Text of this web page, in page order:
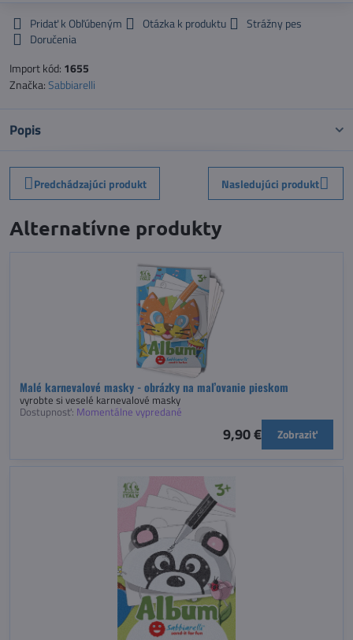
Pridať k Obľúbeným Otázka k produktu
Strážny pes
Doručenia
Import kód: 1655
Značka:Sabbiarelli
Popis
Predchádzajúci produkt Nasledujúci produkt
Alternatívne produkty
Malé karnevalové masky - obrázky na maľovanie pieskom
vyrobte si veselé karnevalové masky
Dostupnosť: Momentálne vypredané
9,90 € Zobraziť